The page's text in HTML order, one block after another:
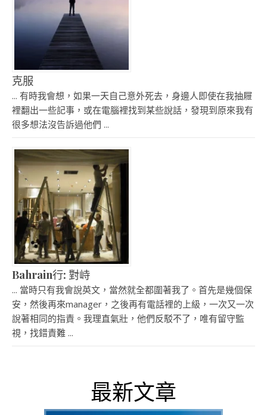
克服
... 有時我會想，如果一天自己意外死去，身邊人即使在我抽屜
裡翻出一些記事，或在電腦裡找到某些說話，發現到原來我有
很多想法沒告訴過他們 ...
Bahrain行: 對峙
... 當時只有我會說英文，當然就全都圍著我了。首先是幾個保
安，然後再來manager，之後再有電話裡的上級，一次又一次
說著相同的指責。我理直氣壯，他們反駁不了，唯有留守監
視，找錯責難 ...
最新文章